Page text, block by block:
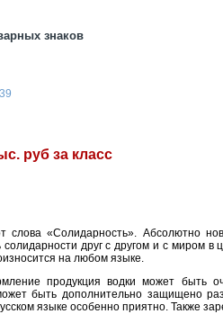
знаков
руб за класс
слова «Солидарность». Абсолютно
солидарности друг с другом и с миром
на любом языке.
продукция водки может быть
быть дополнительно защищено
языке особенно приятно. Также